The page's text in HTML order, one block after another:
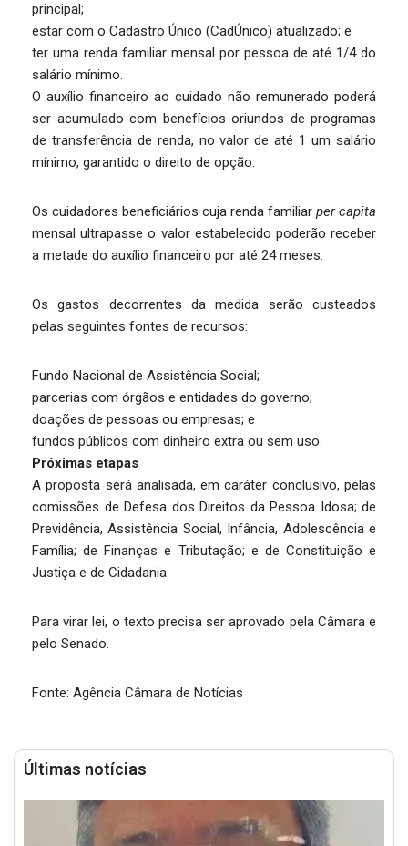
principal;
estar com o Cadastro Único (CadÚnico) atualizado; e
ter uma renda familiar mensal por pessoa de até 1/4 do
salário mínimo.
O auxílio financeiro ao cuidado não remunerado poderá
ser acumulado com benefícios oriundos de programas
de transferência de renda, no valor de até 1 um salário
mínimo, garantido o direito de opção.
Os cuidadores beneficiários cuja renda familiar per capita
mensal ultrapasse o valor estabelecido poderão receber
a metade do auxílio financeiro por até 24 meses.
Os gastos decorrentes da medida serão custeados
pelas seguintes fontes de recursos:
Fundo Nacional de Assistência Social;
parcerias com órgãos e entidades do governo;
doações de pessoas ou empresas; e
fundos públicos com dinheiro extra ou sem uso.
Próximas etapas
A proposta será analisada, em caráter conclusivo, pelas
comissões de Defesa dos Direitos da Pessoa Idosa; de
Previdência, Assistência Social, Infância, Adolescência e
Família; de Finanças e Tributação; e de Constituição e
Justiça e de Cidadania.
Para virar lei, o texto precisa ser aprovado pela Câmara e
pelo Senado.
Fonte: Agência Câmara de Notícias
Últimas notícias